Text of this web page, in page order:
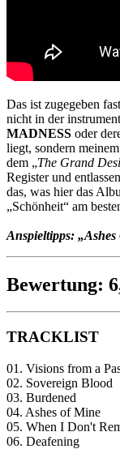
Das ist zugegeben
nicht in der
MADNESS oder
liegt, sondern
dem „The Grand
Register und
das, was hier das
„Schönheit“ am
Anspieltipps:
Bewertung:
TRACKLIST
01. Visions from a
02. Sovereign Blood
03. Burdened
04. Ashes of Mine
05. When I Don't
06. Deafening